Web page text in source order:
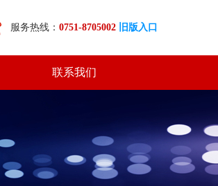
服务热线： 0751-8705002 旧版入口
联系我们